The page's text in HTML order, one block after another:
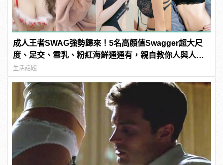
成人王者SWAG強勢歸來！5名高顏值Swagger超大尺
度、足交、雪乳、粉紅海鮮通通有，親自教你人與人的
連結！ | manfashion這樣變型男
生活話題